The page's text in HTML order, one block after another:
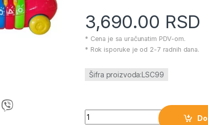
3,690.00 RSD
* Cena je sa uračunatim PDV-om.
* Rok isporuke je od 2-7 radnih dana.
Šifra proizvoda:LSC99
Infunbebe igracka moj ljubimac